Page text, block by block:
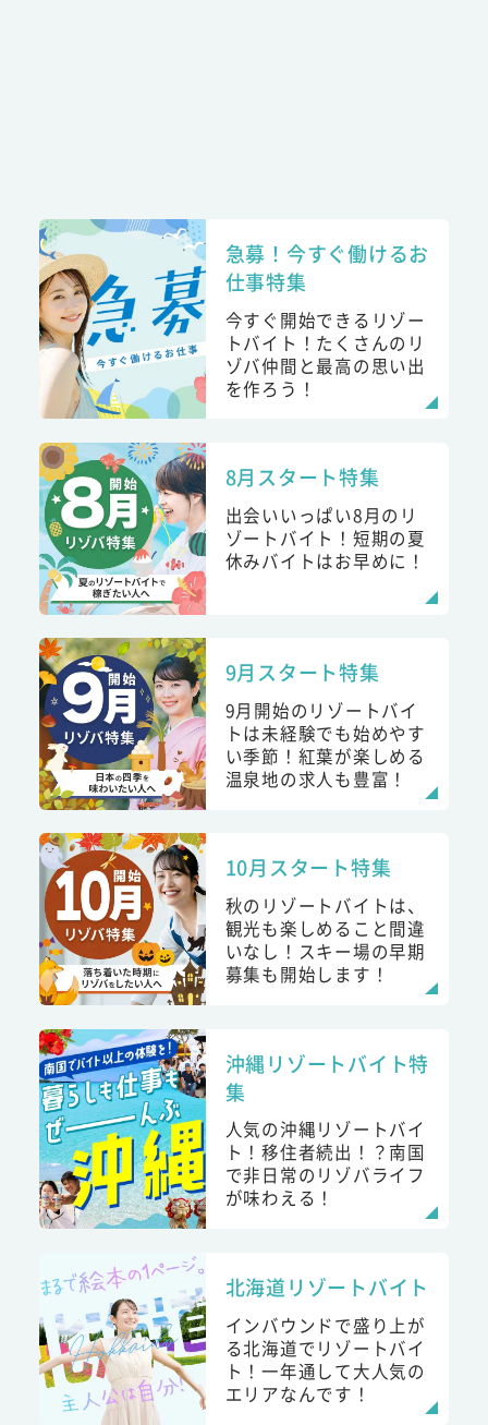
急募！今すぐ働けるお
仕事特集
今すぐ開始できるリゾー
トバイト！たくさんのリ
ゾバ仲間と最高の思い出
を作ろう！
8月スタート特集
出会いいっぱい8月のリ
ゾートバイト！短期の夏
休みバイトはお早めに！
9月スタート特集
9月開始のリゾートバイ
トは未経験でも始めやす
い季節！紅葉が楽しめる
温泉地の求人も豊富！
10月スタート特集
秋のリゾートバイトは、
観光も楽しめること間違
いなし！スキー場の早期
募集も開始します！
沖縄リゾートバイト特
集
人気の沖縄リゾートバイ
ト！移住者続出！？南国
で非日常のリゾバライフ
が味わえる！
北海道リゾートバイト
インバウンドで盛り上が
る北海道でリゾートバイ
ト！一年通して大人気の
エリアなんです！